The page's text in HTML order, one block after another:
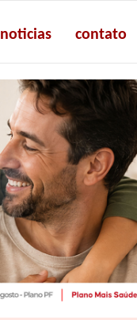
noticias contato